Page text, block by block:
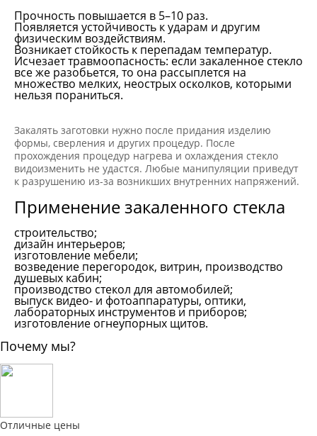
Прочность повышается в 5–10 раз.
Появляется устойчивость к ударам и другим
физическим воздействиям.
Возникает стойкость к перепадам температур.
Исчезает травмоопасность: если закаленное стекло
все же разобьется, то она рассыплется на
множество мелких, неострых осколков, которыми
нельзя пораниться.
Закалять заготовки нужно после придания изделию
формы, сверления и других процедур. После
прохождения процедур нагрева и охлаждения стекло
видоизменить не удастся. Любые манипуляции приведут
к разрушению из-за возникших внутренних напряжений.
Применение закаленного стекла
строительство;
дизайн интерьеров;
изготовление мебели;
возведение перегородок, витрин, производство
душевых кабин;
производство стекол для автомобилей;
выпуск видео- и фотоаппаратуры, оптики,
лабораторных инструментов и приборов;
изготовление огнеупорных щитов.
Почему мы?
Отличные цены